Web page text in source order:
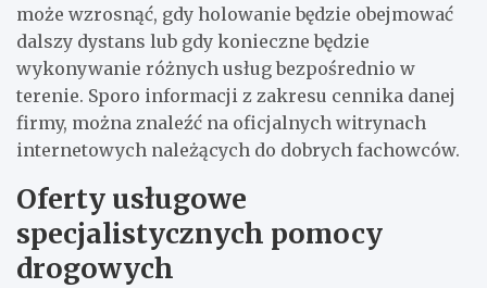
może wzrosnąć, gdy holowanie będzie obejmować
dalszy dystans lub gdy konieczne będzie
wykonywanie różnych usług bezpośrednio w
terenie. Sporo informacji z zakresu cennika danej
firmy, można znaleźć na oficjalnych witrynach
internetowych należących do dobrych fachowców.
Oferty usługowe
specjalistycznych pomocy
drogowych